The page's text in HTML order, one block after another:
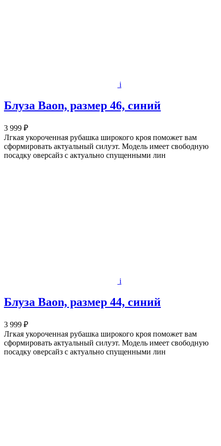
i
Блуза Baon, размер 46, синий
3 999 ₽
Лгкая укороченная рубашка широкого кроя поможет вам
сформировать актуальный силуэт. Модель имеет свободную
посадку оверсайз с актуально спущенными лин
i
Блуза Baon, размер 44, синий
3 999 ₽
Лгкая укороченная рубашка широкого кроя поможет вам
сформировать актуальный силуэт. Модель имеет свободную
посадку оверсайз с актуально спущенными лин